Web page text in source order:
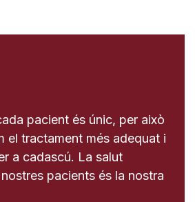
pacient és únic, per això
el tractament més adequat i
a cadascú. La salut
pacients és la nostra